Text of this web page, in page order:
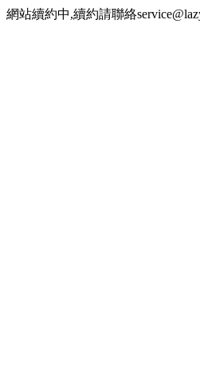
網站續約中,續約請聯絡